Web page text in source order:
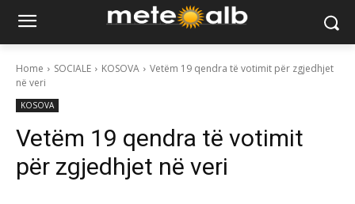
Home SOCIALE KOSOVA
​Vetëm 19 qendra të votimit për zgjedhjet
në veri
KOSOVA
​Vetëm 19 qendra të votimit
për zgjedhjet në veri